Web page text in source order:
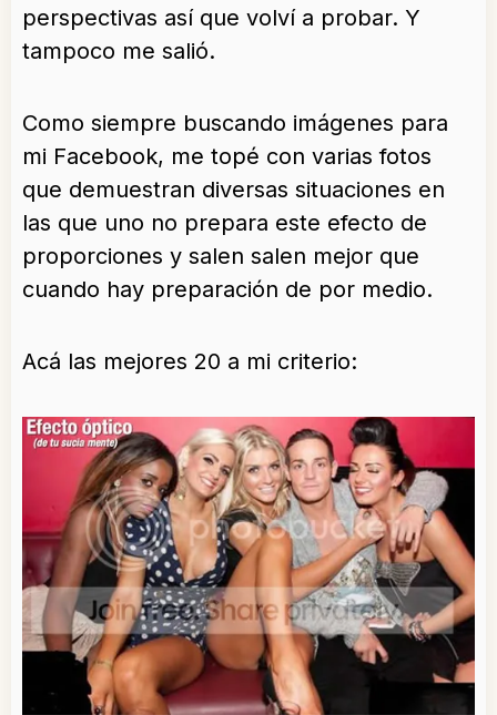
perspectivas así que volví a probar. Y
tampoco me salió.
Como siempre buscando imágenes para
mi Facebook, me topé con varias fotos
que demuestran diversas situaciones en
las que uno no prepara este efecto de
proporciones y salen salen mejor que
cuando hay preparación de por medio.
Acá las mejores 20 a mi criterio: